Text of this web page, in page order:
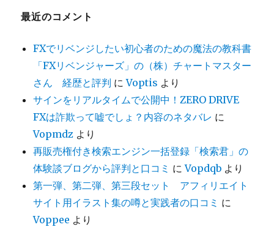
最近のコメント
FXでリベンジしたい初心者のための魔法の教科書
「FXリベンジャーズ」の（株）チャートマスター
さん 経歴と評判 にVoptis より
サインをリアルタイムで公開中！ZERO DRIVE
FXは詐欺って嘘でしょ？内容のネタバレ に
Vopmdz より
再販売権付き検索エンジン一括登録「検索君」の
体験談ブログから評判と口コミ にVopdqb より
第一弾、第二弾、第三段セット アフィリエイト
サイト用イラスト集の噂と実践者の口コミ に
Voppee より